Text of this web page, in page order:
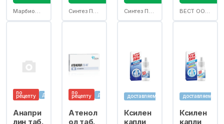
Марбиофарм ОАО Синтез ПАО Синтез ПАО ВЕСТ ООО/пр.Самарамедпром ОАО
по
рецепту доставляем
Анапри
лин таб.
по
рецепту доставляем
Атенол
ол таб.
доставляем
Ксилен
капли
доставляем
Ксилен
капли